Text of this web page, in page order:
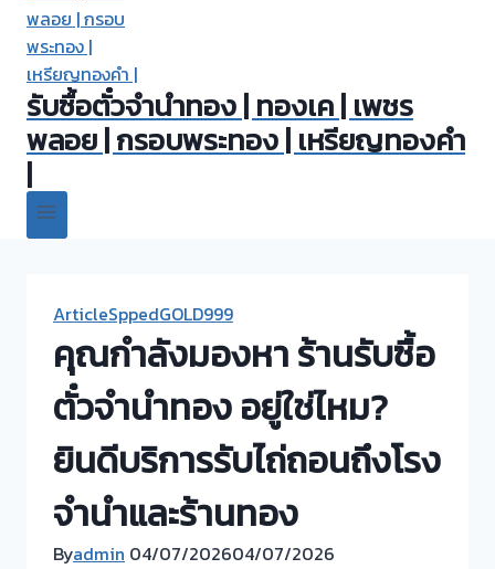
รับซื้อตั๋วจำนำทอง | ทองเค | เพชร
พลอย | กรอบพระทอง | เหรียญทองคำ
|
ArticleSppedGOLD999
คุณกำลังมองหา ร้านรับซื้อ
ตั๋วจำนำทอง อยู่ใช่ไหม?
ยินดีบริการรับไถ่ถอนถึงโรง
จำนำและร้านทอง
Byadmin 04/07/202604/07/2026